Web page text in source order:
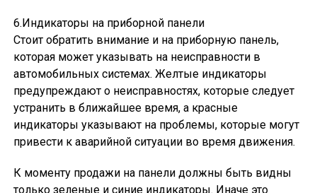
6.Индикаторы на приборной панели
Стоит обратить внимание и на приборную панель,
которая может указывать на неисправности в
автомобильных системах. Желтые индикаторы
предупреждают о неисправностях, которые следует
устранить в ближайшее время, а красные
индикаторы указывают на проблемы, которые могут
привести к аварийной ситуации во время движения.
К моменту продажи на панели должны быть видны
только зеленые и синие индикаторы. Иначе это